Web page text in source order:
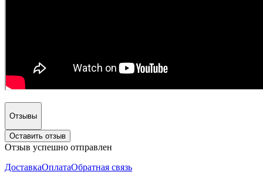
Отзывы
Оставить отзыв
Отзыв успешно отправлен
ДоставкаОплатаОбратная связь